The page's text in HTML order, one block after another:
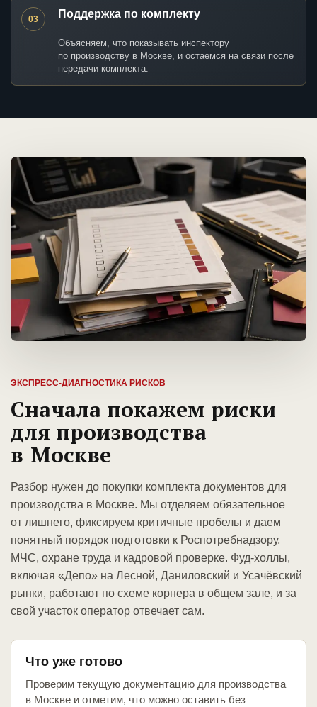
03 Поддержка по комплекту
Объясняем, что показывать инспектору
по производству в Москве, и остаемся на связи после
передачи комплекта.
ЭКСПРЕСС-ДИАГНОСТИКА РИСКОВ
Сначала покажем риски
для производства
в Москве
Разбор нужен до покупки комплекта документов для
производства в Москве. Мы отделяем обязательное
от лишнего, фиксируем критичные пробелы и даем
понятный порядок подготовки к Роспотребнадзору,
МЧС, охране труда и кадровой проверке. Фуд-холлы,
включая «Депо» на Лесной, Даниловский и Усачёвский
рынки, работают по схеме корнера в общем зале, и за
свой участок оператор отвечает сам.
Что уже готово
Проверим текущую документацию для производства
в Москве и отметим, что можно оставить без